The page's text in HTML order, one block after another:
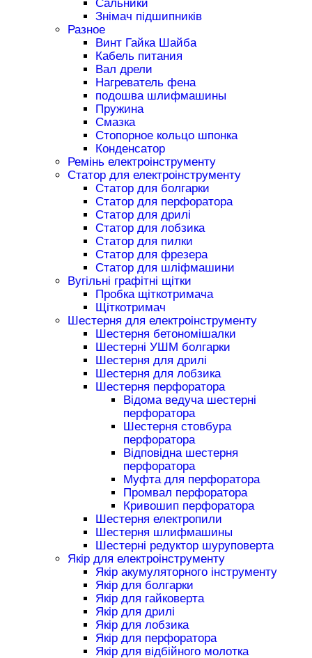
Сальники
Знімач підшипників
Разное
Винт Гайка Шайба
Кабель питания
Вал дрели
Нагреватель фена
подошва шлифмашины
Пружина
Смазка
Стопорное кольцо шпонка
Конденсатор
Ремінь електроінструменту
Статор для електроінструменту
Статор для болгарки
Статор для перфоратора
Статор для дрилі
Статор для лобзика
Статор для пилки
Статор для фрезера
Статор для шліфмашини
Вугільні графітні щітки
Пробка щіткотримача
Щіткотримач
Шестерня для електроінструменту
Шестерня бетономішалки
Шестерні УШМ болгарки
Шестерня для дрилі
Шестерня для лобзика
Шестерня перфоратора
Відома ведуча шестерні
перфоратора
Шестерня стовбура
перфоратора
Відповідна шестерня
перфоратора
Муфта для перфоратора
Промвал перфоратора
Кривошип перфоратора
Шестерня електропили
Шестерня шлифмашины
Шестерні редуктор шуруповерта
Якір для електроінструменту
Якір акумуляторного інструменту
Якір для болгарки
Якір для гайковерта
Якір для дрилі
Якір для лобзика
Якір для перфоратора
Якір для відбійного молотка